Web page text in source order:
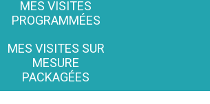
MES VISITES
PROGRAMMÉES
MES VISITES SUR
MESURE
PACKAGÉES